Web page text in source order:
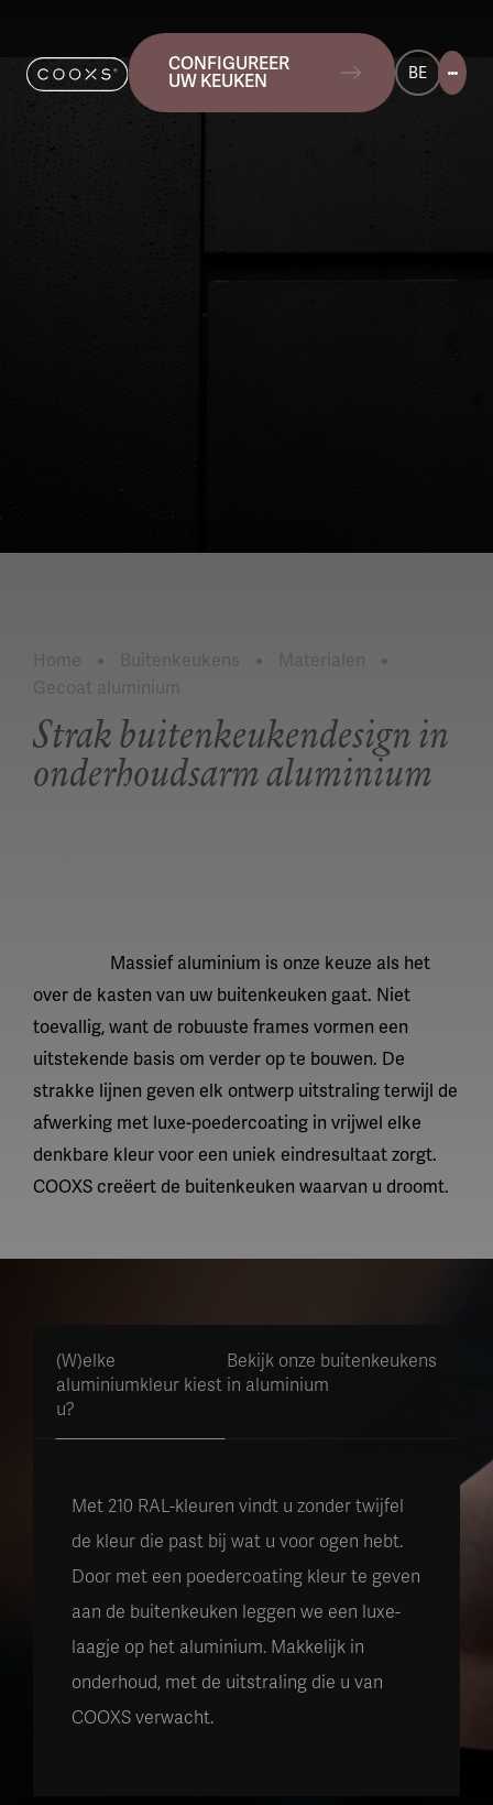
CONFIGUREER
UW KEUKEN
BE
Home Buitenkeukens
Materialen
Gecoat aluminium
Strak buitenkeukendesign in
onderhoudsarm aluminium
Massief aluminium is onze keuze als het
over de kasten van uw buitenkeuken gaat. Niet
toevallig, want de robuuste frames vormen een
uitstekende basis om verder op te bouwen. De
strakke lijnen geven elk ontwerp uitstraling terwijl de
afwerking met luxe-poedercoating in vrijwel elke
denkbare kleur voor een uniek eindresultaat zorgt.
COOXS creëert de buitenkeuken waarvan u droomt.
(W)elke
aluminiumkleur kiest
u?
Bekijk onze buitenkeukens
in aluminium
Met 210 RAL-kleuren vindt u zonder twijfel
de kleur die past bij wat u voor ogen hebt.
Door met een poedercoating kleur te geven
aan de buitenkeuken leggen we een luxe-
laagje op het aluminium. Makkelijk in
onderhoud, met de uitstraling die u van
COOXS verwacht.